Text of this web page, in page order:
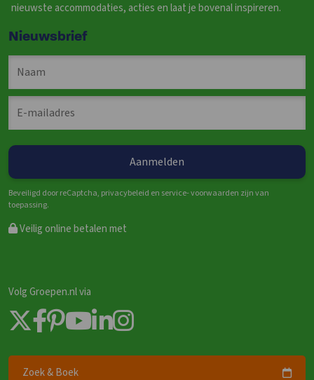
nieuwste accommodaties, acties en laat je bovenal inspireren.
Nieuwsbrief
Beveiligd door reCaptcha, privacybeleid en service- voorwaarden zijn van
toepassing.
Veilig online betalen met
Volg Groepen.nl via
Zoek & Boek